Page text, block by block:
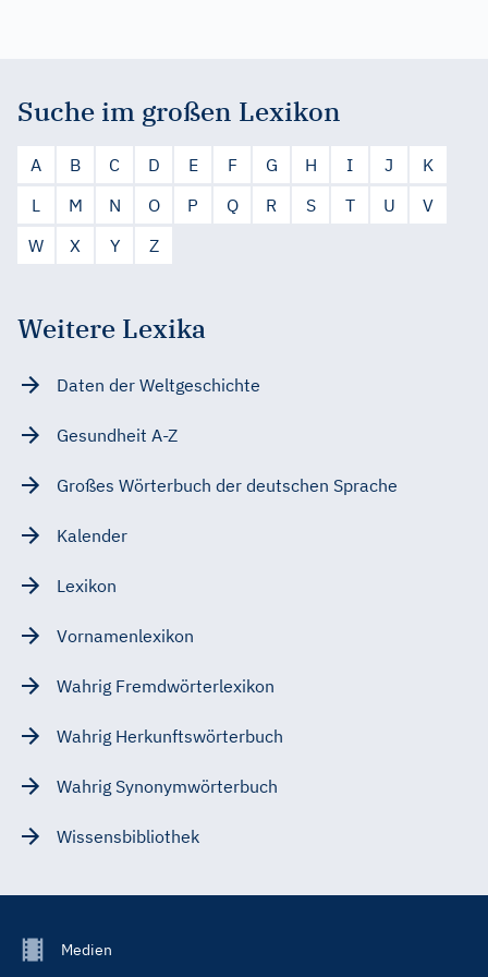
Suche im großen Lexikon
A B C D E F G H I J
K
L
M N O P Q R S T U
V
W
X Y Z
Weitere Lexika
Daten der Weltgeschichte
Gesundheit A-Z
Großes Wörterbuch der deutschen Sprache
Kalender
Lexikon
Vornamenlexikon
Wahrig Fremdwörterlexikon
Wahrig Herkunftswörterbuch
Wahrig Synonymwörterbuch
Wissensbibliothek
FooterMedien